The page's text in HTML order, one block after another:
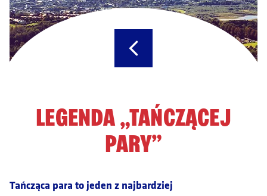
POTWIERDŹ
LEGENDA „TAŃCZĄCEJ
PARY”
Tańcząca para to jeden z najbardziej